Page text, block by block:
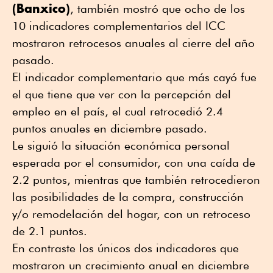
(Banxico), también mostró que ocho de los
10 indicadores complementarios del ICC
mostraron retrocesos anuales al cierre del año
pasado.
El indicador complementario que más cayó fue
el que tiene que ver con la percepción del
empleo en el país, el cual retrocedió 2.4
puntos anuales en diciembre pasado.
Le siguió la situación económica personal
esperada por el consumidor, con una caída de
2.2 puntos, mientras que también retrocedieron
las posibilidades de la compra, construcción
y/o remodelación del hogar, con un retroceso
de 2.1 puntos.
En contraste los únicos dos indicadores que
mostraron un crecimiento anual en diciembre